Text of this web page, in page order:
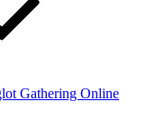
Gathering Online